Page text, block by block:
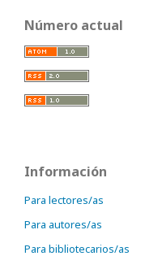
Número actual
Información
Para lectores/as
Para autores/as
Para bibliotecarios/as